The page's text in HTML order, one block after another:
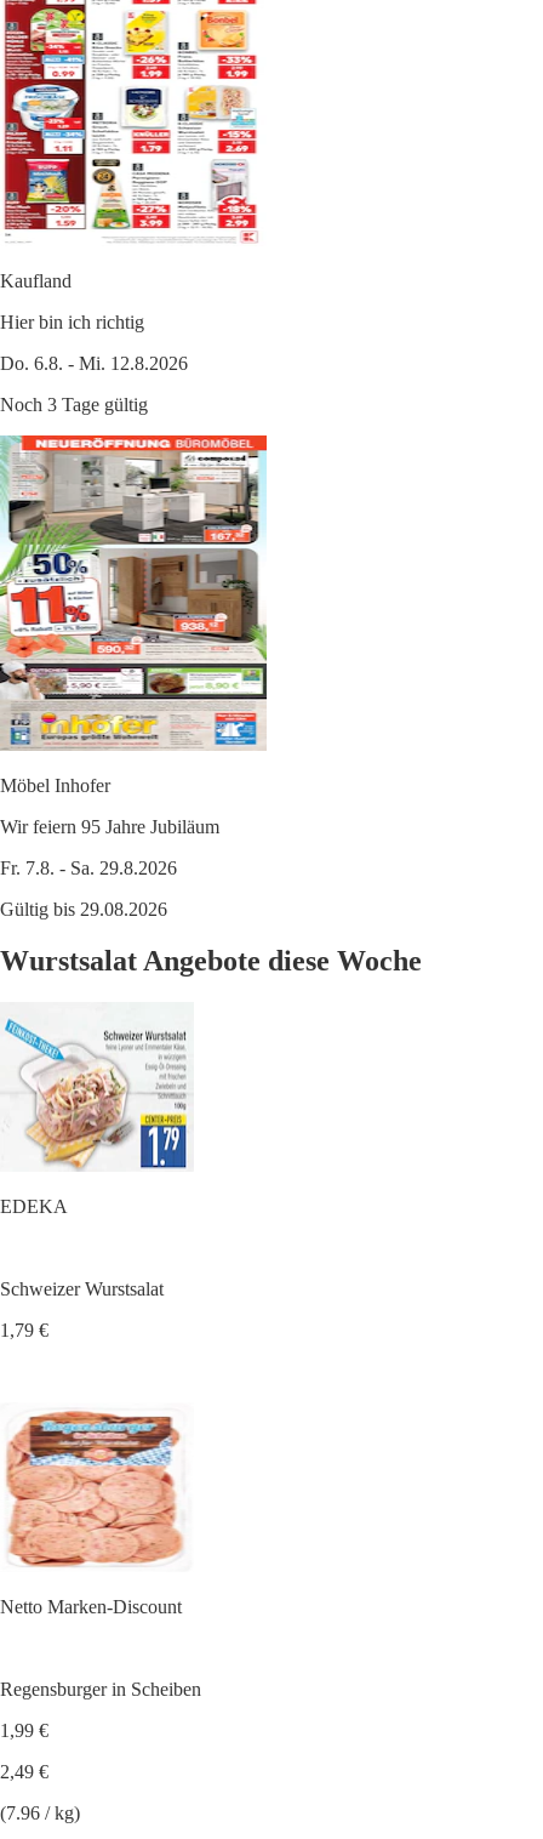
Kaufland
Hier bin ich richtig
Do. 6.8. - Mi. 12.8.2026
Noch 3 Tage gültig
Möbel Inhofer
Wir feiern 95 Jahre Jubiläum
Fr. 7.8. - Sa. 29.8.2026
Gültig bis 29.08.2026
Wurstsalat Angebote diese Woche
EDEKA
Schweizer Wurstsalat
1,79 €
Netto Marken-Discount
Regensburger in Scheiben
1,99 €
2,49 €
(7.96 / kg)